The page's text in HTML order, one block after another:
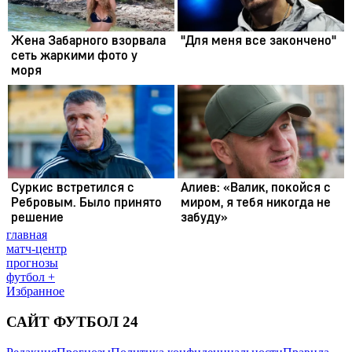
главная
матч-центр
прогнозы
футбол +
Избранное
САЙТ ФУТБОЛ 24